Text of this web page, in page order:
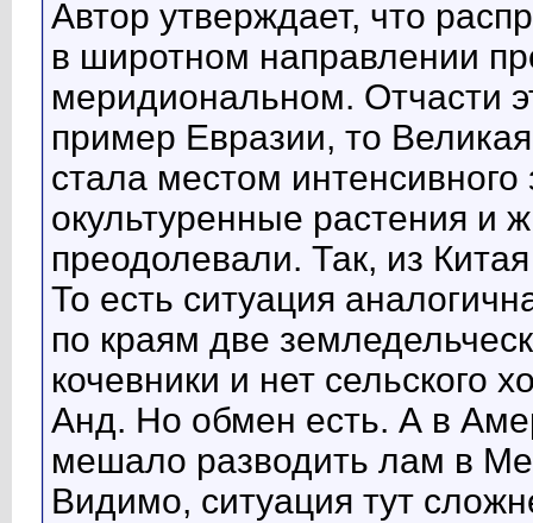
Автор утверждает, что
в широтном направлении
меридиональном. Отчасти
пример Евразии, то
стала местом
окультуренные растения и
преодолевали. Так, из
То есть ситуация
по краям две
кочевники и нет сельского
Анд. Но обмен есть. А в
мешало разводить лам в
Видимо, ситуация тут